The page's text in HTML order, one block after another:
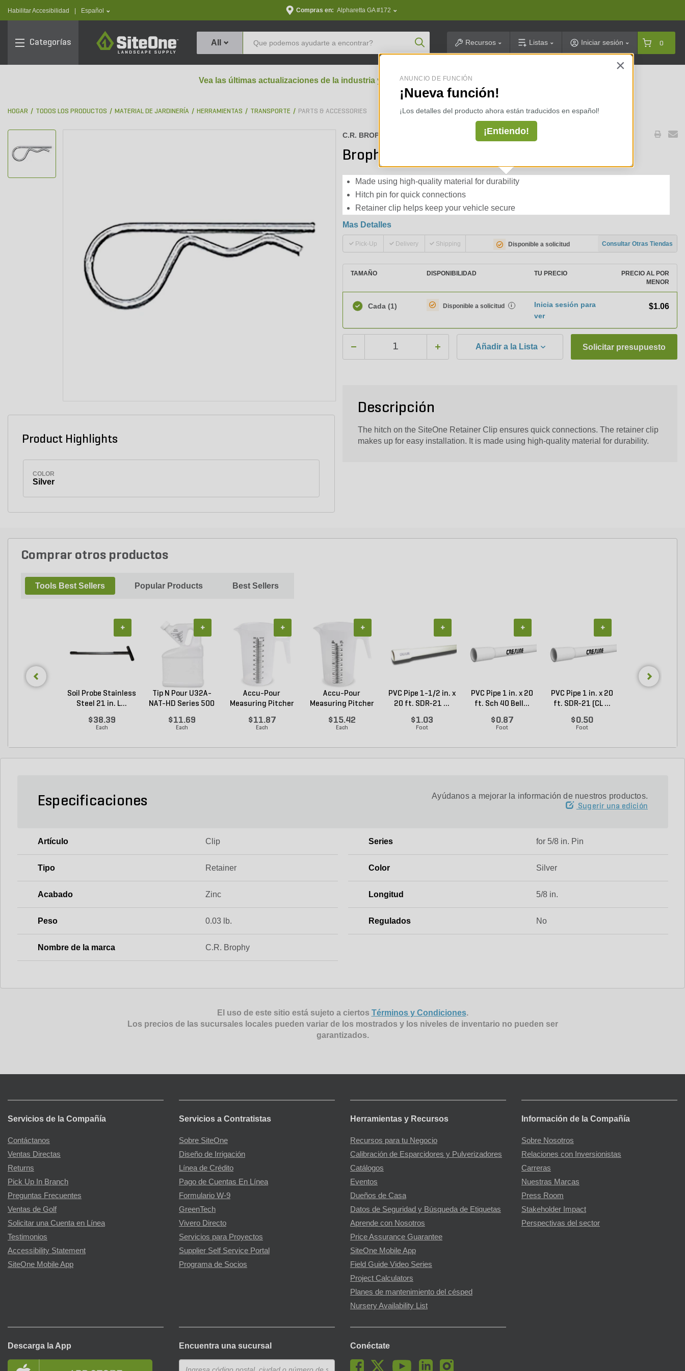
Habilitar Accesibilidad text.language
Español Compras en: Alpharetta GA #172
Categorías
SiteOne
All Product SearchRecursos Listas Iniciar sesión 0
Vea las últimas actualizaciones de la industria y perspectivas arancelarias ⇢
HOGAR TODOS LOS PRODUCTOS MATERIAL DE JARDINERÍA HERRAMIENTAS TRANSPORTE PARTS & ACCESSORIES
Product Highlights
COLOR
Silver
C.R. BROPHY :
Brophy Retainer Clip for 5/8 in. Pin
Made using high-quality material for durability
Hitch pin for quick connections
Retainer clip helps keep your vehicle secure
Mas Detalles
Pick-Up Delivery Shipping Disponible a solicitud Consultar Otras Tiendas
TAMAÑO DISPONIBILIDAD TU PRECIO
PRECIO AL POR
MENOR
Cada (1) Disponible a solicitud i
Inicia sesión para
ver
$1.06
Añadir a la Lista Solicitar presupuesto
Descripción
The hitch on the SiteOne Retainer Clip ensures quick connections. The retainer clip
makes up for easy installation. It is made using high-quality material for durability.
Comprar otros productos
Tools Best Sellers Popular Products Best Sellers
Soil Probe Stainless
Steel 21 in. L...
$38.39
Each
+
Tip N Pour U32A-
NAT-HD Series 500
$11.69
Each
+
Accu-Pour
Measuring Pitcher
$11.87
Each
+
Accu-Pour
Measuring Pitcher
$15.42
Each
+
PVC Pipe 1-1/2 in. x
20 ft. SDR-21 ...
$1.03
Foot
+
PVC Pipe 1 in. x 20
ft. Sch 40 Bell...
$0.87
Foot
+
PVC Pipe 1 in. x 20
ft. SDR-21 (CL ...
$0.50
Foot
+
Especificaciones Ayúdanos a mejorar la información de nuestros productos.
Sugerir una edición
Artículo Clip Series for 5/8 in. Pin
Tipo Retainer Color Silver
Acabado Zinc Longitud 5/8 in.
Peso 0.03 lb. Regulados No
Nombre de la marca C.R. Brophy
El uso de este sitio está sujeto a ciertos Términos y Condiciones.
Los precios de las sucursales locales pueden variar de los mostrados y los niveles de inventario no pueden ser
garantizados.
Servicios de la Compañía
Contáctanos
Ventas Directas
Returns
Pick Up In Branch
Preguntas Frecuentes
Ventas de Golf
Solicitar una Cuenta en Línea
Testimonios
Accessibility Statement
SiteOne Mobile App
Servicios a Contratistas
Sobre SiteOne
Diseño de Irrigación
Línea de Crédito
Pago de Cuentas En Línea
Formulario W-9
GreenTech
Vivero Directo
Servicios para Proyectos
Supplier Self Service Portal
Programa de Socios
Herramientas y Recursos
Recursos para tu Negocio
Calibración de Esparcidores y Pulverizadores
Catálogos
Eventos
Dueños de Casa
Datos de Seguridad y Búsqueda de Etiquetas
Aprende con Nosotros
Price Assurance Guarantee
SiteOne Mobile App
Field Guide Video Series
Project Calculators
Planes de mantenimiento del césped
Nursery Availability List
Información de la Compañía
Sobre Nosotros
Relaciones con Inversionistas
Carreras
Nuestras Marcas
Press Room
Stakeholder Impact
Perspectivas del sector
Descarga la App Encuentra una sucursal Conéctate
×
ANUNCIO DE FUNCIÓN
¡Nueva función!
¡Los detalles del producto ahora están traducidos en español!
¡Entiendo!